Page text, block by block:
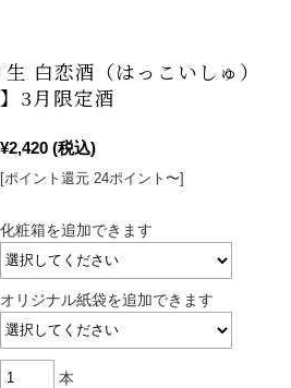
白恋酒（はっこいしゅ）
3月限定酒
¥2,420 (税込)
[ポイント還元 24ポイント〜]
化粧箱を追加できます
オリジナル紙袋を追加できます
本